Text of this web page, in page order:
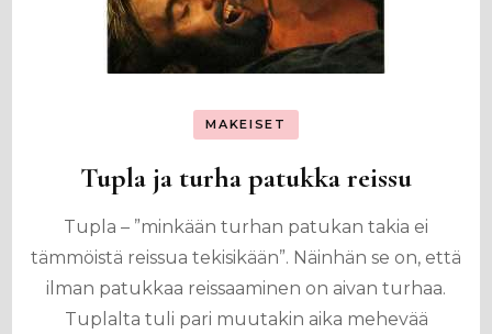
MAKEISET
Tupla ja turha patukka reissu
Tupla – ”minkään turhan patukan takia ei
tämmöistä reissua tekisikään”. Näinhän se on, että
ilman patukkaa reissaaminen on aivan turhaa.
Tuplalta tuli pari muutakin aika mehevää